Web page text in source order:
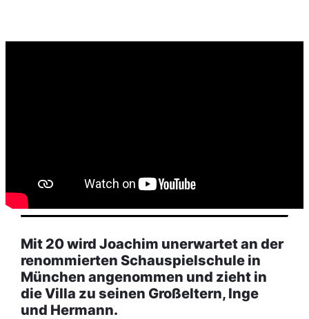
Mit 20 wird Joachim unerwartet an der
renommierten Schauspielschule in
München angenommen und zieht in
die Villa zu seinen Großeltern, Inge
und Hermann.